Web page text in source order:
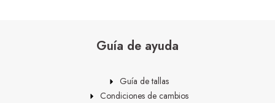
Guía de ayuda
Guía de tallas
Condiciones de cambios